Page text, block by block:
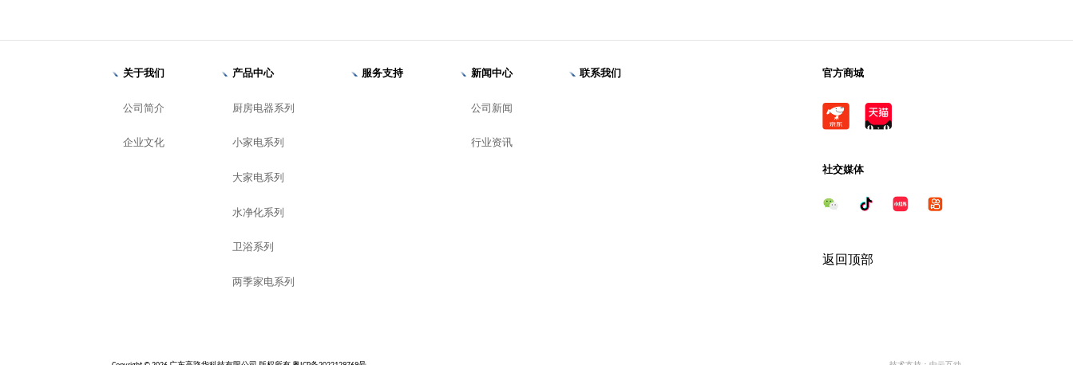
关于我们
公司简介
企业文化
产品中心
厨房电器系列
小家电系列
大家电系列
水净化系列
卫浴系列
两季家电系列
服务支持 新闻中心
公司新闻
行业资讯
联系我们 官方商城
社交媒体
返回顶部